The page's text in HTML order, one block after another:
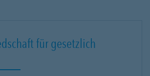
für gesetzlich